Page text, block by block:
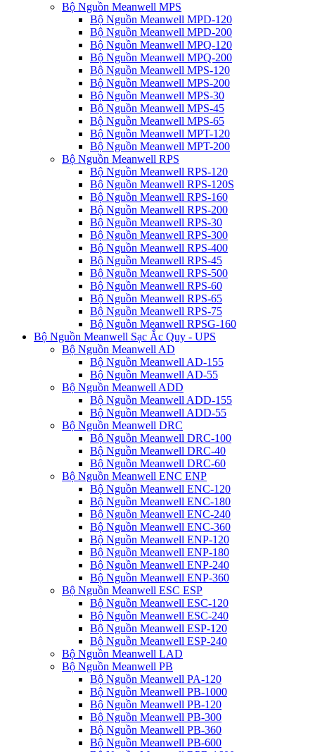
Bộ Nguồn Meanwell MPS
Bộ Nguồn Meanwell MPD-120
Bộ Nguồn Meanwell MPD-200
Bộ Nguồn Meanwell MPQ-120
Bộ Nguồn Meanwell MPQ-200
Bộ Nguồn Meanwell MPS-120
Bộ Nguồn Meanwell MPS-200
Bộ Nguồn Meanwell MPS-30
Bộ Nguồn Meanwell MPS-45
Bộ Nguồn Meanwell MPS-65
Bộ Nguồn Meanwell MPT-120
Bộ Nguồn Meanwell MPT-200
Bộ Nguồn Meanwell RPS
Bộ Nguồn Meanwell RPS-120
Bộ Nguồn Meanwell RPS-120S
Bộ Nguồn Meanwell RPS-160
Bộ Nguồn Meanwell RPS-200
Bộ Nguồn Meanwell RPS-30
Bộ Nguồn Meanwell RPS-300
Bộ Nguồn Meanwell RPS-400
Bộ Nguồn Meanwell RPS-45
Bộ Nguồn Meanwell RPS-500
Bộ Nguồn Meanwell RPS-60
Bộ Nguồn Meanwell RPS-65
Bộ Nguồn Meanwell RPS-75
Bộ Nguồn Meanwell RPSG-160
Bộ Nguồn Meanwell Sạc Ắc Quy - UPS
Bộ Nguồn Meanwell AD
Bộ Nguồn Meanwell AD-155
Bộ Nguồn Meanwell AD-55
Bộ Nguồn Meanwell ADD
Bộ Nguồn Meanwell ADD-155
Bộ Nguồn Meanwell ADD-55
Bộ Nguồn Meanwell DRC
Bộ Nguồn Meanwell DRC-100
Bộ Nguồn Meanwell DRC-40
Bộ Nguồn Meanwell DRC-60
Bộ Nguồn Meanwell ENC ENP
Bộ Nguồn Meanwell ENC-120
Bộ Nguồn Meanwell ENC-180
Bộ Nguồn Meanwell ENC-240
Bộ Nguồn Meanwell ENC-360
Bộ Nguồn Meanwell ENP-120
Bộ Nguồn Meanwell ENP-180
Bộ Nguồn Meanwell ENP-240
Bộ Nguồn Meanwell ENP-360
Bộ Nguồn Meanwell ESC ESP
Bộ Nguồn Meanwell ESC-120
Bộ Nguồn Meanwell ESC-240
Bộ Nguồn Meanwell ESP-120
Bộ Nguồn Meanwell ESP-240
Bộ Nguồn Meanwell LAD
Bộ Nguồn Meanwell PB
Bộ Nguồn Meanwell PA-120
Bộ Nguồn Meanwell PB-1000
Bộ Nguồn Meanwell PB-120
Bộ Nguồn Meanwell PB-300
Bộ Nguồn Meanwell PB-360
Bộ Nguồn Meanwell PB-600